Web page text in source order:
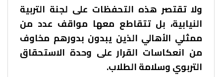
ولا تقتصر هذه التحفظات على لجنة التربية
النيابية، بل تتقاطع معها مواقف عدد من
ممثلي الأهالي الذين يبدون بدورهم مخاوف
من انعكاسات القرار على وحدة الاستحقاق
التربوي وسلامة الطلاب.